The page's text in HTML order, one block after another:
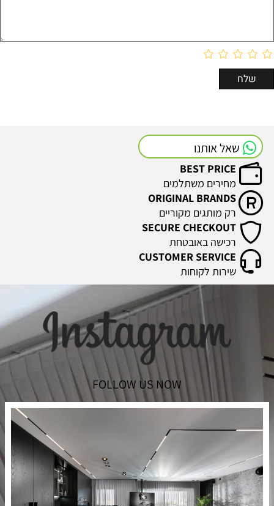
שאל אותנו
מחירים משתלמים
רק מותגים מקוריים
רכישה באובטחת
שירות לקוחות
FOLLOW US NOW